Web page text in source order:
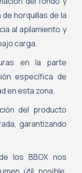
horquillas de la
al apilamiento y
carga.
en la parte
específica de
en esta zona.
del producto
garantizando
los BBOX nos
útil posible,